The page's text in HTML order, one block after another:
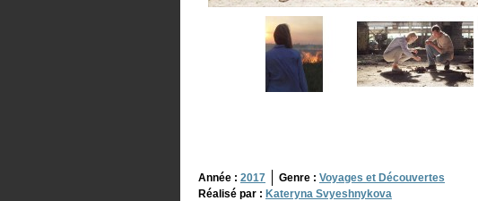
Année : 2017 Genre : Voyages et Découvertes
Réalisé par : Kateryna Svyeshnykova